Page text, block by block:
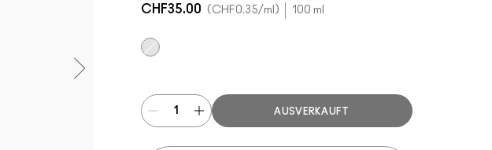
CHF35.00 CHF0.35/ml 100 ml
AUSVERKAUFT